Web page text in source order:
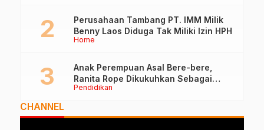
Home
Perusahaan Tambang PT. IMM Milik
Benny Laos Diduga Tak Miliki Izin HPH
Pendidikan
Anak Perempuan Asal Bere-bere,
Ranita Rope Dikukuhkan Sebagai
Guru Besar dan Rektor Ummu
CHANNEL